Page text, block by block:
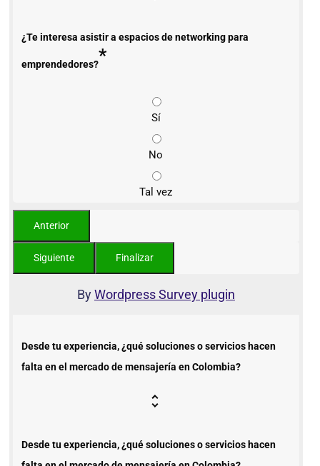
¿Te interesa asistir a espacios de networking para
emprendedores?*
Sí
No
Tal vez
ByWordpress Survey plugin
Desde tu experiencia, ¿qué soluciones o servicios hacen
falta en el mercado de mensajería en Colombia?
Desde tu experiencia, ¿qué soluciones o servicios hacen